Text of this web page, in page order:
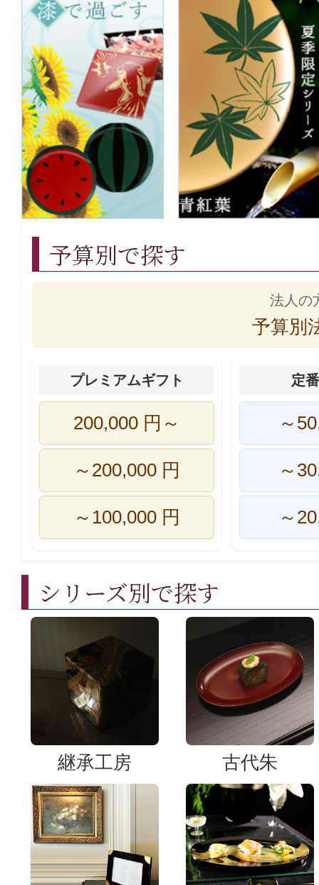
予算別で探す
法人の
予算別
プレミアムギフト
200,000 円～
～200,000 円
～100,000 円
定
～
～
～
シリーズ別で探す
継承工房 古代朱